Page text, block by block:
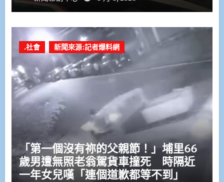
.社會 新聞來源:記者爆料網
「第一個沒有祢的父親節！」埔里66
歲男遭無照老翁駕貨車撞死 時隔近
一年女兒嘆「連個道歉都等不到」